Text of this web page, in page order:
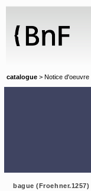
catalogue > Notice d'oeuvre
bague (Froehner.1257)